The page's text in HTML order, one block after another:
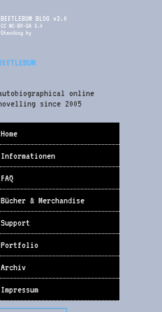
BEETLEBUM BLOG v3.0
CC NC-BY-SA 3.0
Standing by
Home
Informationen
FAQ
Bücher & Merchandise
Support
Portfolio
Archiv
Impressum